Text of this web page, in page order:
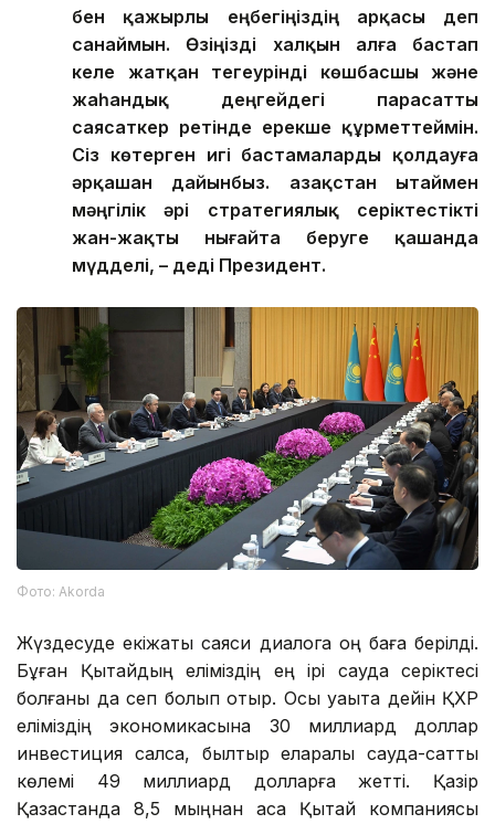
бен қажырлы еңбегіңіздің арқасы деп
санаймын. Өзіңізді халқын алға бастап
келе жатқан тегеурінді көшбасшы және
жаһандық деңгейдегі парасатты
саясаткер ретінде ерекше құрметтеймін.
Сіз көтерген игі бастамаларды қолдауға
әрқашан дайынбыз. Қазақстан Қытаймен
мәңгілік әрі стратегиялық серіктестікті
жан-жақты нығайта беруге қашанда
мүдделі, – деді Президент.
Фото: Аkorda
Жүздесуде екіжақты саяси диалогқа оң баға берілді.
Бұған Қытайдың еліміздің ең ірі сауда серіктесі
болғаны да сеп болып отыр. Осы уақытқа дейін ҚХР
еліміздің экономикасына 30 миллиард доллар
инвестиция салса, былтыр еларалық сауда-саттық
көлемі 49 миллиард долларға жетті. Қазір
Қазақстанда 8,5 мыңнан аса Қытай компаниясы